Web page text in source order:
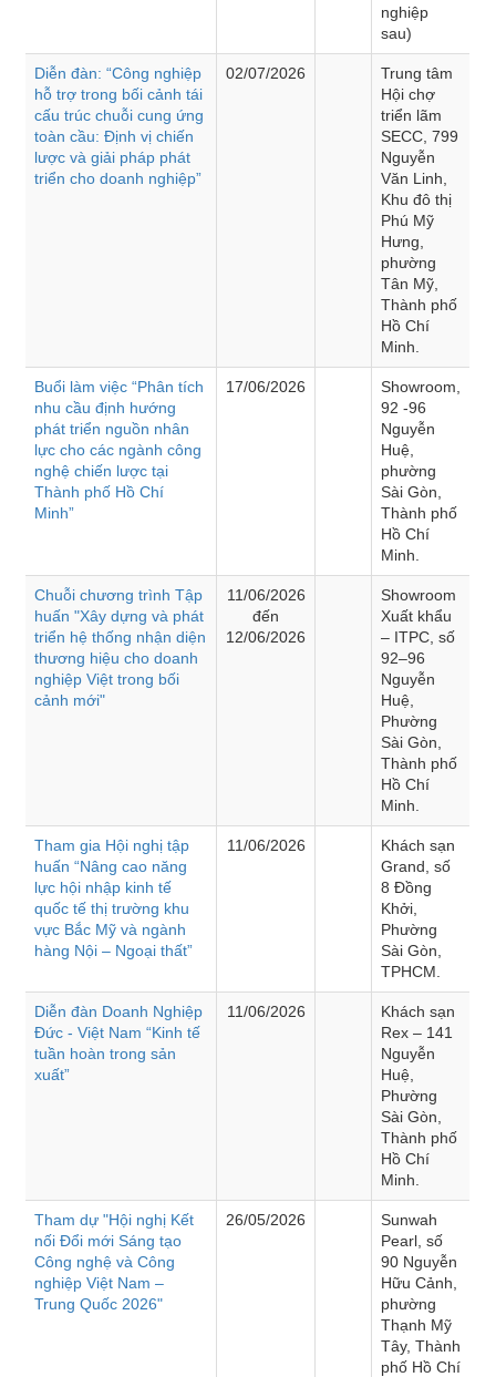
nghiệp
sau)
Diễn đàn: “Công nghiệp
hỗ trợ trong bối cảnh tái
cấu trúc chuỗi cung ứng
toàn cầu: Định vị chiến
lược và giải pháp phát
triển cho doanh nghiệp”
02/07/2026
Trung tâm
Hội chợ
triển lãm
SECC, 799
Nguyễn
Văn Linh,
Khu đô thị
Phú Mỹ
Hưng,
phường
Tân Mỹ,
Thành phố
Hồ Chí
Minh.
Buổi làm việc “Phân tích
nhu cầu định hướng
phát triển nguồn nhân
lực cho các ngành công
nghệ chiến lược tại
Thành phố Hồ Chí
Minh”
17/06/2026
Showroom,
92 -96
Nguyễn
Huệ,
phường
Sài Gòn,
Thành phố
Hồ Chí
Minh.
Chuỗi chương trình Tập
huấn "Xây dựng và phát
triển hệ thống nhận diện
thương hiệu cho doanh
nghiệp Việt trong bối
cảnh mới"
11/06/2026
đến
12/06/2026
Showroom
Xuất khẩu
– ITPC, số
92–96
Nguyễn
Huệ,
Phường
Sài Gòn,
Thành phố
Hồ Chí
Minh.
Tham gia Hội nghị tập
huấn “Nâng cao năng
lực hội nhập kinh tế
quốc tế thị trường khu
vực Bắc Mỹ và ngành
hàng Nội – Ngoại thất”
11/06/2026
Khách sạn
Grand, số
8 Đồng
Khởi,
Phường
Sài Gòn,
TPHCM.
Diễn đàn Doanh Nghiệp
Đức - Việt Nam “Kinh tế
tuần hoàn trong sản
xuất”
11/06/2026
Khách sạn
Rex – 141
Nguyễn
Huệ,
Phường
Sài Gòn,
Thành phố
Hồ Chí
Minh.
Tham dự "Hội nghị Kết
nối Đổi mới Sáng tạo
Công nghệ và Công
nghiệp Việt Nam –
Trung Quốc 2026"
26/05/2026
Sunwah
Pearl, số
90 Nguyễn
Hữu Cảnh,
phường
Thạnh Mỹ
Tây, Thành
phố Hồ Chí